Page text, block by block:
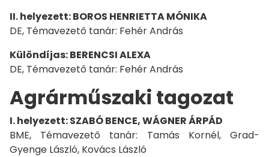
II. helyezett: BOROS HENRIETTA MÓNIKA
DE, Témavezető tanár: Fehér András
Különdíjas: BERENCSI ALEXA
DE, Témavezető tanár: Fehér András
Agrárműszaki tagozat
I. helyezett: SZABÓ BENCE, WÁGNER ÁRPÁD
BME, Témavezető tanár: Tamás Kornél, Grad-
Gyenge László, Kovács László